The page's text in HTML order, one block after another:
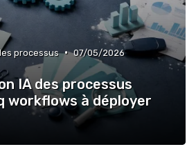
processus • 07/05/2026
IA des processus
workflows à déployer